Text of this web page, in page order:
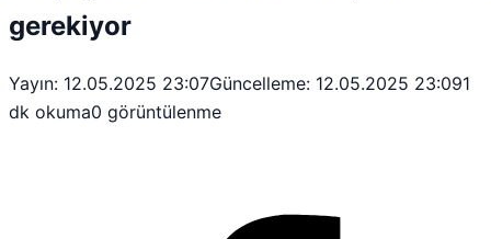
gerekiyor
Yayın: 12.05.2025 23:07Güncelleme: 12.05.2025 23:091
dk okuma0 görüntülenme